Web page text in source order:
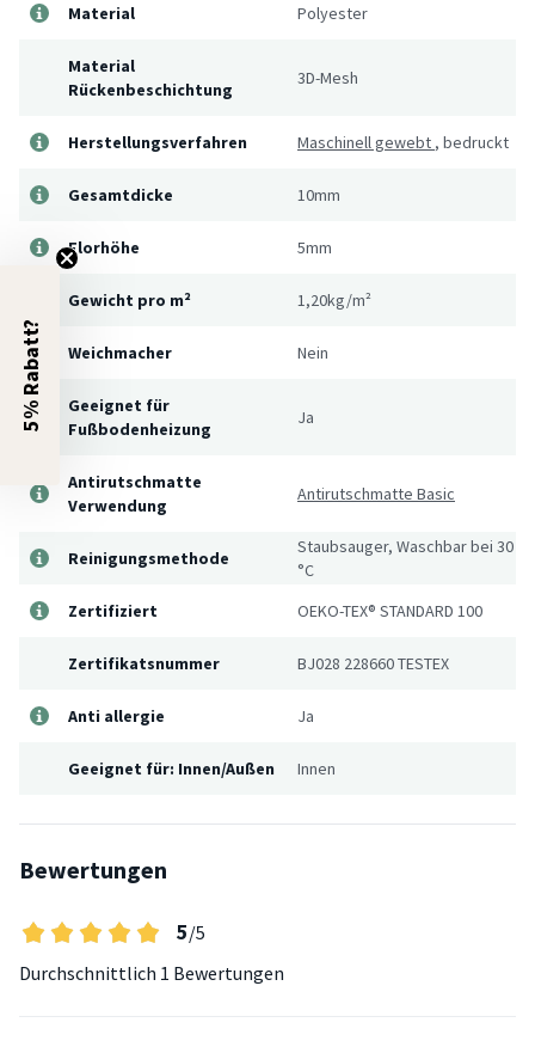
Material Polyester
Material
Rückenbeschichtung
3D-Mesh
Herstellungsverfahren Maschinell gewebt , bedruckt
Gesamtdicke 10mm
Florhöhe 5mm
Gewicht pro m² 1,20kg/m²
Weichmacher Nein
Geeignet für
Fußbodenheizung
Ja
Antirutschmatte
Verwendung
Antirutschmatte Basic
Reinigungsmethode
Staubsauger, Waschbar bei 30
°C
Zertifiziert
OEKO-TEX® STANDARD 100
Zertifikatsnummer BJ028 228660 TESTEX
Anti allergie Ja
Geeignet für: Innen/Außen Innen
Bewertungen
5/5
Durchschnittlich 1 Bewertungen
5% Rabatt?